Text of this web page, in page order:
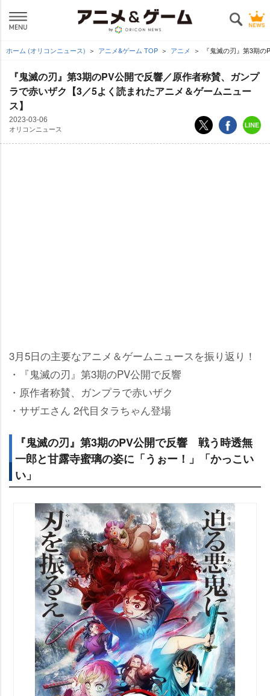
ホーム (オリコンニュース) アニメ&ゲーム TOP アニメ 『鬼滅の刃』第3期
『鬼滅の刃』第3期のPV公開で反響／原作者称賛、ガンプ
ラで赤いザク【3／5よく読まれたアニメ＆ゲームニュー
ス】
2023-03-06
オリコンニュース
3月5日の主要なアニメ＆ゲームニュースを振り返り！
・『鬼滅の刃』第3期のPV公開で反響
・原作者称賛、ガンプラで赤いザク
・サザエさん 2代目タラちゃん登場
『鬼滅の刃』第3期のPV公開で反響 戦う時透無
一郎と甘露寺蜜璃の姿に「うぉー！」「かっこい
い」